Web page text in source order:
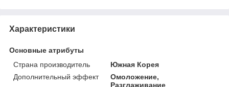
Характеристики
Основные атрибуты
Страна производитель
Южная Корея
Дополнительный эффект
Омоложение,
Разглаживание